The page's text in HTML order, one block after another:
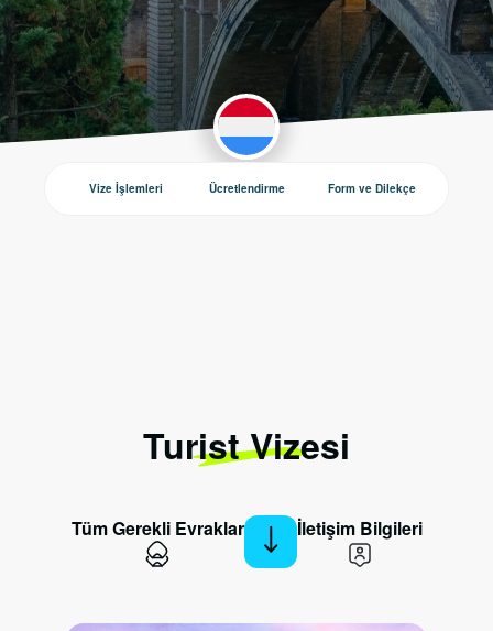
Vize İşlemleri Ücretlendirme Form ve Dilekçe
Turist Vizesi
Tüm Gerekli Evraklar İletişim Bilgileri